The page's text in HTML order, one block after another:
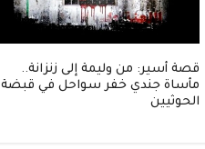
قصة أسير: من وليمة إلى زنزانة..
مأساة جندي خفر سواحل في قبضة
الحوثيين